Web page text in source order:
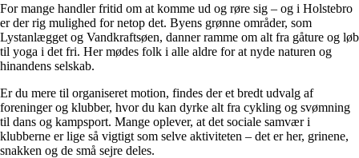
For mange handler fritid om at komme ud og røre sig – og i Holstebro
er der rig mulighed for netop det. Byens grønne områder, som
Lystanlægget og Vandkraftsøen, danner ramme om alt fra gåture og løb
til yoga i det fri. Her mødes folk i alle aldre for at nyde naturen og
hinandens selskab.
Er du mere til organiseret motion, findes der et bredt udvalg af
foreninger og klubber, hvor du kan dyrke alt fra cykling og svømning
til dans og kampsport. Mange oplever, at det sociale samvær i
klubberne er lige så vigtigt som selve aktiviteten – det er her, grinene,
snakken og de små sejre deles.